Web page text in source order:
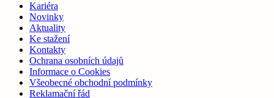
Kariéra
Novinky
Aktuality
Ke stažení
Kontakty
Ochrana osobních údajů
Informace o Cookies
Všeobecné obchodní podmínky
Reklamační řád